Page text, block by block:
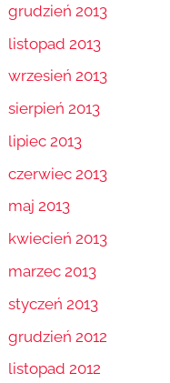
grudzień 2013
listopad 2013
wrzesień 2013
sierpień 2013
lipiec 2013
czerwiec 2013
maj 2013
kwiecień 2013
marzec 2013
styczeń 2013
grudzień 2012
listopad 2012